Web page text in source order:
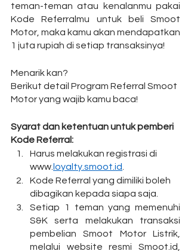
teman-teman atau kenalanmu pakai
Kode Referralmu untuk beli Smoot
Motor, maka kamu akan mendapatkan
1 juta rupiah di setiap transaksinya!
Menarik kan?
Berikut detail Program Referral Smoot
Motor yang wajib kamu baca!
Syarat dan ketentuan untuk pemberi
Kode Referral:
Harus melakukan registrasi di
www. loyalty.smoot.id
Kode Referral yang dimiliki boleh
dibagikan kepada siapa saja.
Setiap 1 teman yang memenuhi
S&K serta melakukan transaksi
pembelian Smoot Motor Listrik,
melalui website resmi Smoot.id,